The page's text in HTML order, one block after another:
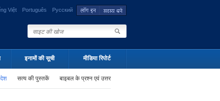
Việt Português Русский
इनामों की सूची मीडिया रिपोर्ट
सत्य की पुस्तकें बाइबल के प्रश्न एवं उत्तर